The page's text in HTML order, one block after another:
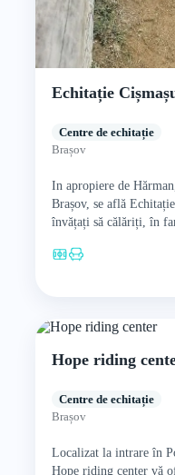
Echitație
Centre de echitație
Brașov
In apropiere de
Brașov, se află
învățați să călăriți, în
Hope riding
Centre de echitație
Brașov
Localizat la intrare în
Hope riding center vă